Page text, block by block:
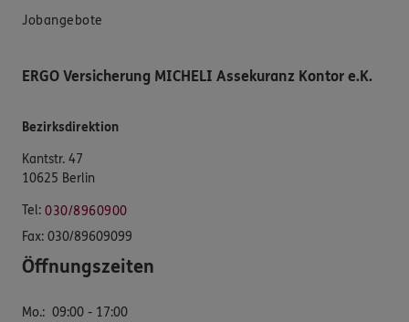
Jobangebote
ERGO Versicherung MICHELI Assekuranz Kontor e.K.
Bezirksdirektion
Kantstr. 47
10625 Berlin
Tel: 030/8960900
Fax: 030/89609099
Öffnungszeiten
Mo.: 09:00 - 17:00